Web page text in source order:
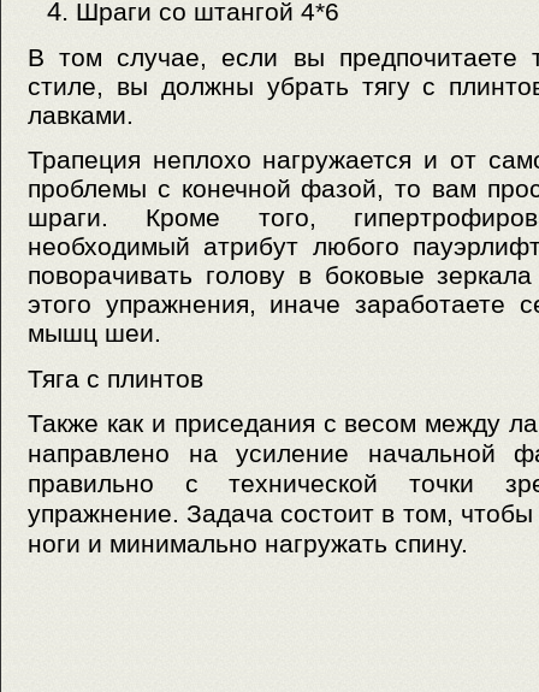
Шраги со штангой 4*6
В том случае, если вы предпочитаете
стиле, вы должны убрать тягу с
лавками.
Трапеция неплохо нагружается и от
проблемы с конечной фазой, то вам
шраги. Кроме того,
необходимый атрибут любого
поворачивать голову в боковые
этого упражнения, иначе заработаете
мышц шеи.
Тяга с плинтов
Также как и приседания с весом между
направлено на усиление начальной
правильно с технической точки
упражнение. Задача состоит в том,
ноги и минимально нагружать спину.